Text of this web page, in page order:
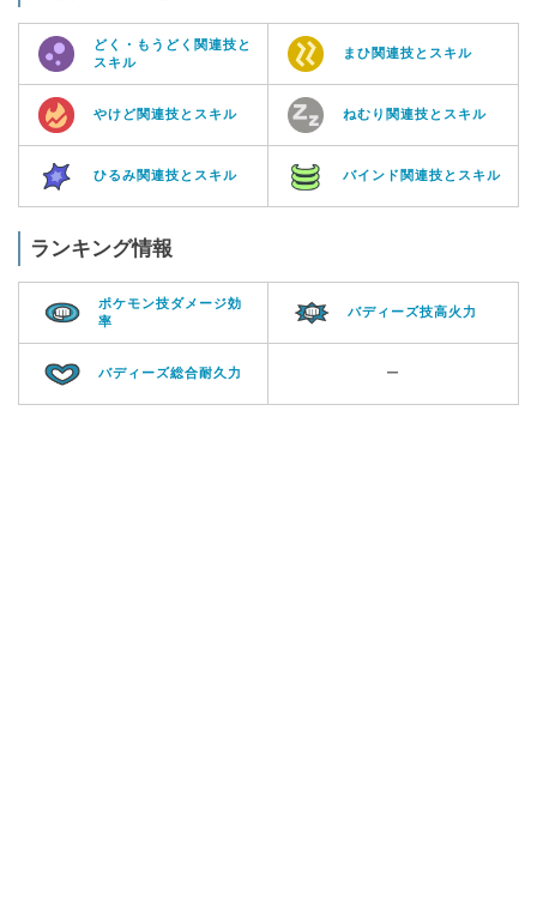
どく・もうどく関連技と
スキル
まひ関連技とスキル
やけど関連技とスキル ねむり関連技とスキル
ひるみ関連技とスキル バインド関連技とスキル
ランキング情報
ポケモン技ダメージ効
率
バディーズ技高火力
バディーズ総合耐久力 ー